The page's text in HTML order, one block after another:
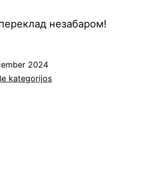
незабаром!
2024
kategorijos